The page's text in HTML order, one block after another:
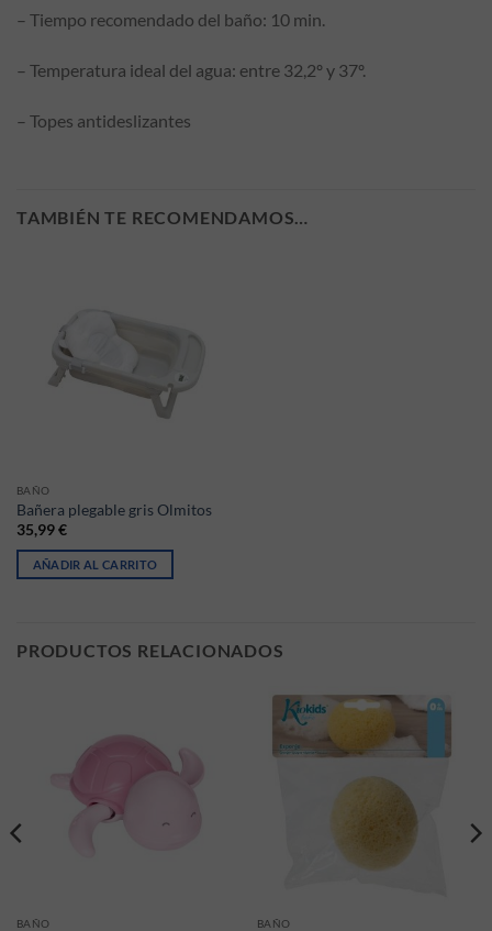
– Tiempo recomendado del baño: 10 min.
– Temperatura ideal del agua: entre 32,2º y 37º.
– Topes antideslizantes
TAMBIÉN TE RECOMENDAMOS…
BAÑO
Bañera plegable gris Olmitos
35,99€
AÑADIR AL CARRITO
PRODUCTOS RELACIONADOS
BAÑO BAÑO